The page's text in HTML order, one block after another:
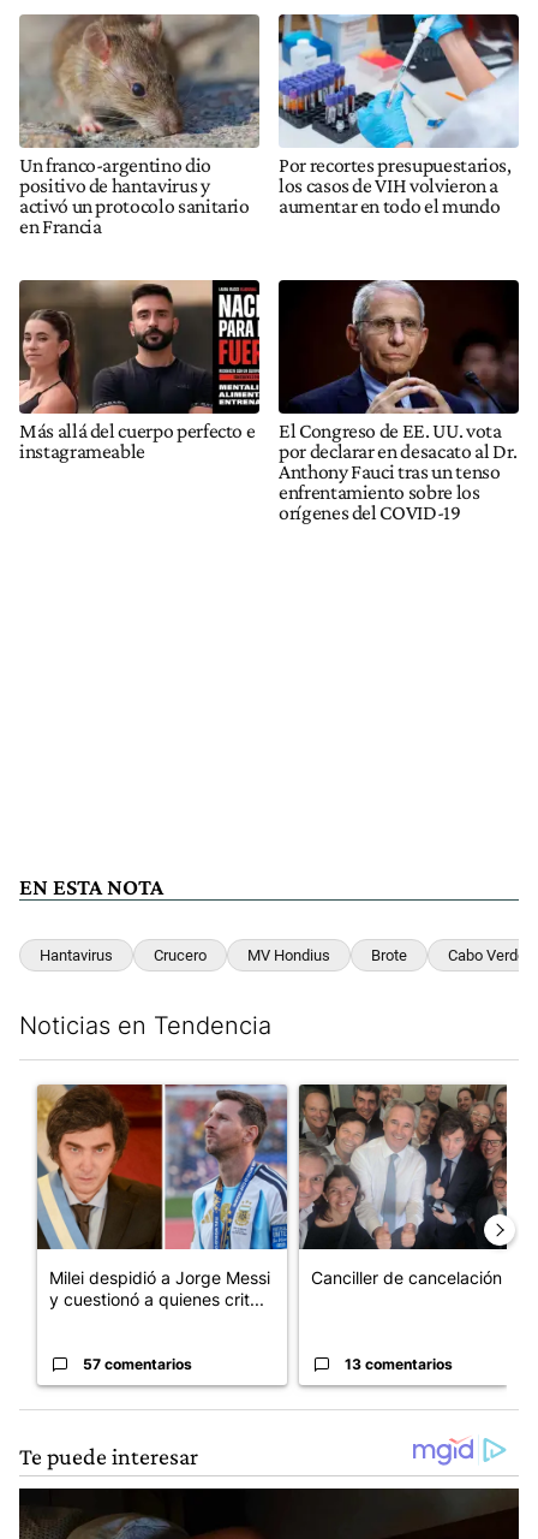
Un franco-argentino dio
positivo de hantavirus y
activó un protocolo sanitario
en Francia
Por recortes presupuestarios,
los casos de VIH volvieron a
aumentar en todo el mundo
Más allá del cuerpo perfecto e
instagrameable
El Congreso de EE. UU. vota
por declarar en desacato al Dr.
Anthony Fauci tras un tenso
enfrentamiento sobre los
orígenes del COVID-19
EN ESTA NOTA
Hantavirus Crucero MV Hondius Brote Cabo Verde
Noticias en Tendencia
Un artículo de tendencia con el título "Milei despidió a Jorge
Milei despidió a Jorge Messi
y cuestionó a quienes crit...
57 comentarios
Un artículo de tendencia con
Canciller de cancelación
13 comentarios